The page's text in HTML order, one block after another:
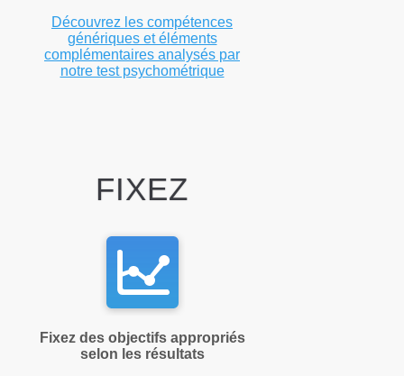
Découvrez les compétences
génériques et éléments
complémentaires analysés par
notre test psychométrique
FIXEZ
Fixez des objectifs appropriés
selon les résultats